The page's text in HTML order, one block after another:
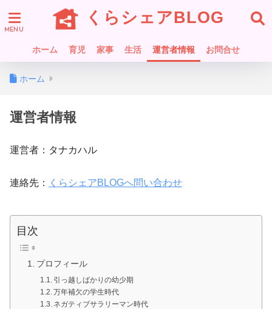
くらシェアBLOG
ホーム 育児 家事 生活 運営者情報 お問合せ
ホーム
運営者情報
運営者：タナカハル
連絡先： くらシェアBLOGへ問い合わせ
目次
プロフィール
引っ越しばかりの幼少期
万年補欠の学生時代
ネガティブサラリーマン時代